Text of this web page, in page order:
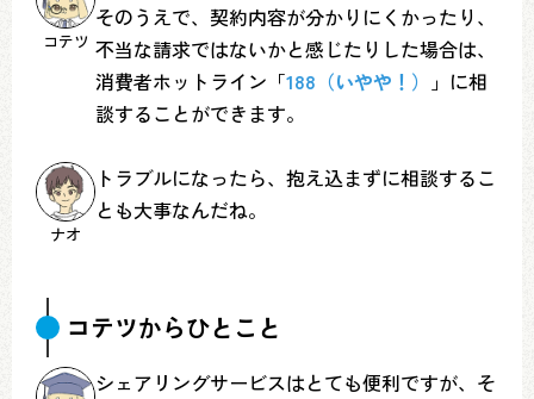
コテツ
そのうえで、契約内容が分かりにくかったり、
不当な請求ではないかと感じたりした場合は、
消費者ホットライン「188（いやや！）
」に相
談することができます。
ナオ
トラブルになったら、抱え込まずに相談するこ
とも大事なんだね。
コテツからひとこと
シェアリングサービスはとても便利ですが、そ